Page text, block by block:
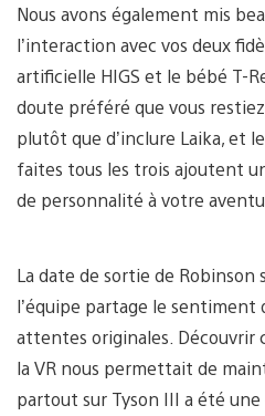
Nous avons également mis
l’interaction avec vos deux
artificielle HIGS et le bébé T-
doute préféré que vous
plutôt que d’inclure Laika, et
faites tous les trois ajoutent
de personnalité à votre
La date de sortie de
l’équipe partage le sentiment
attentes originales. Découvrir
la VR nous permettait de
partout sur Tyson III a été